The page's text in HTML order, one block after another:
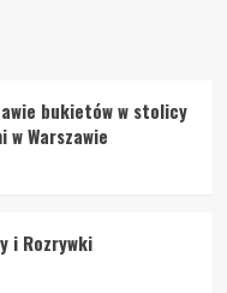
bukietów w stolicy
Warszawie
i Rozrywki